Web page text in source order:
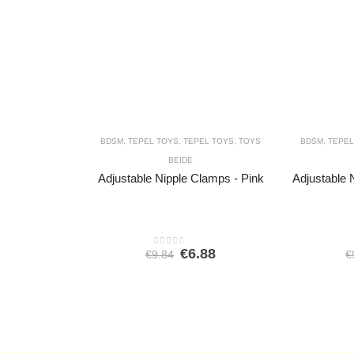
BDSM,TEPEL TOYS,TEPEL TOYS,TOYS
BEIDE
Adjustable Nipple Clamps - Pink
0out of 5
€9.84 Oorspronkelijke
€6.88Huidige
BDSM,
Adjustable
€